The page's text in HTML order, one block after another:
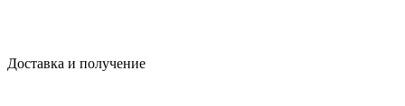
Доставка и получение